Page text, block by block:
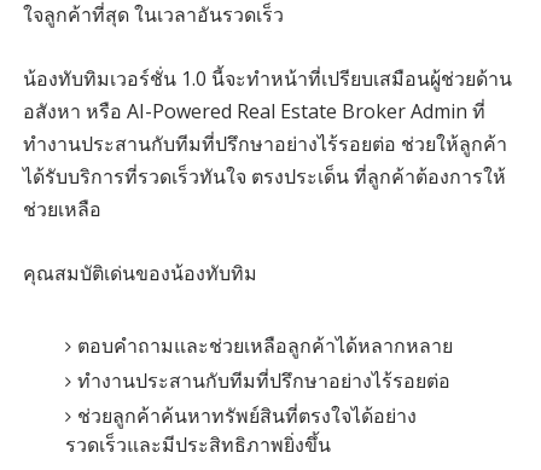
ใจลูกค้าที่สุด ในเวลาอันรวดเร็ว
น้องทับทิมเวอร์ชั่น 1.0 นี้จะทำหน้าที่เปรียบเสมือนผู้ช่วยด้าน
อสังหา หรือ AI-Powered Real Estate Broker Admin ที่
ทำงานประสานกับทีมที่ปรึกษาอย่างไร้รอยต่อ ช่วยให้ลูกค้า
ได้รับบริการที่รวดเร็วทันใจ ตรงประเด็น ที่ลูกค้าต้องการให้
ช่วยเหลือ
คุณสมบัติเด่นของน้องทับทิม
ตอบคำถามและช่วยเหลือลูกค้าได้หลากหลาย
ทำงานประสานกับทีมที่ปรึกษาอย่างไร้รอยต่อ
ช่วยลูกค้าค้นหาทรัพย์สินที่ตรงใจได้อย่าง
รวดเร็วและมีประสิทธิภาพยิ่งขึ้น